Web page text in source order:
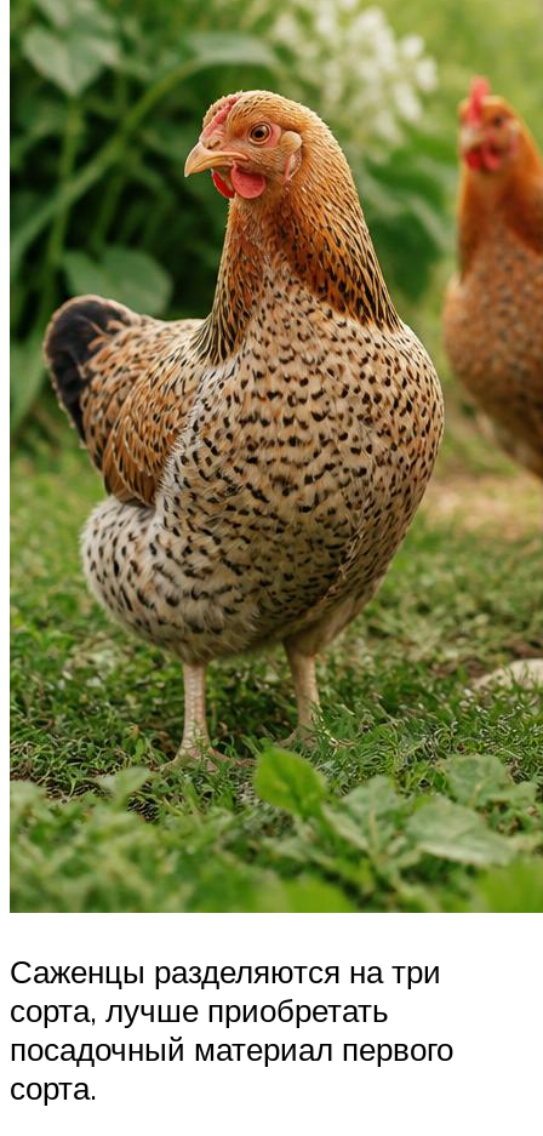
Саженцы разделяются на три
сорта, лучше приобретать
посадочный материал первого
сорта.